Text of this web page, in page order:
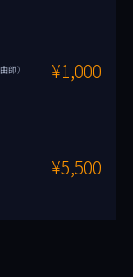
師） ¥1,000
¥5,500